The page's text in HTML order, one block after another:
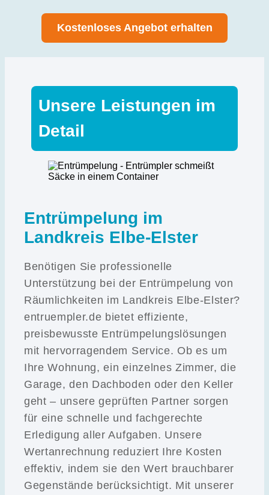
Kostenloses Angebot erhalten
Unsere Leistungen im
Detail
Entrümpelung im
Landkreis Elbe-Elster
Benötigen Sie professionelle
Unterstützung bei der Entrümpelung von
Räumlichkeiten im Landkreis Elbe-Elster?
entruempler.de bietet effiziente,
preisbewusste Entrümpelungslösungen
mit hervorragendem Service. Ob es um
Ihre Wohnung, ein einzelnes Zimmer, die
Garage, den Dachboden oder den Keller
geht – unsere geprüften Partner sorgen
für eine schnelle und fachgerechte
Erledigung aller Aufgaben. Unsere
Wertanrechnung reduziert Ihre Kosten
effektiv, indem sie den Wert brauchbarer
Gegenstände berücksichtigt. Mit unserer